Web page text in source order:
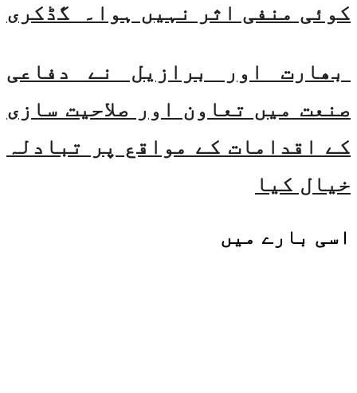
کوئی منفی اثر نہیں ہوا۔ گڈکری
بھارت اور برازیل نے دفاعی
صنعت میں تعاون اور صلاحیت سازی
کے اقدامات کے مواقع پر تبادلہ
خیال کیا
اسی بارے میں